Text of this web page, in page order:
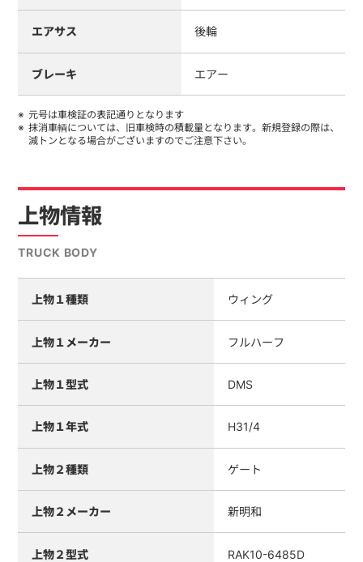
エアサス 後輪
ブレーキ エアー
元号は車検証の表記通りとなります
抹消車輌については、旧車検時の積載量となります。新規登録の際は、
減トンとなる場合がございますのでご注意下さい。
上物情報
TRUCK BODY
上物１種類 ウィング
上物１メーカー フルハーフ
上物１型式 DMS
上物１年式 H31/4
上物２種類 ゲート
上物２メーカー 新明和
上物２型式 RAK10-6485D